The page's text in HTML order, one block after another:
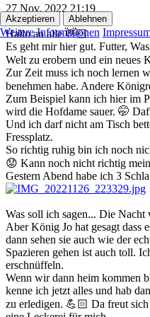
27 Nov. 2022 21:19
#3
Hallo an alle 👋🏻
Es geht mir hier gut. Futter,
Welt zu erobern und ein neues
Zur Zeit muss ich noch lernen
benehmen habe. Andere
Zum Beispiel kann ich hier im
wird die Hofdame sauer. 🤭
Und ich darf nicht am Tisch
Fressplatz.
So richtig ruhig bin ich noch
😟 Kann noch nicht richtig
Gestern Abend habe ich 3
Was soll ich sagen... Die
Aber König Jo hat gesagt dass
dann sehen sie auch wie der
Spazieren gehen ist auch toll.
erschnüffeln.
Wenn wir dann heim kommen
kenne ich jetzt alles und hab
zu erledigen. 💪🏻 Da freut
Akzeptieren Ablehnen
Weitere Informationen